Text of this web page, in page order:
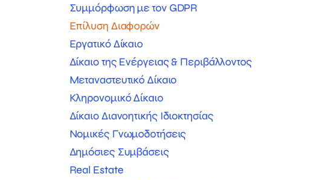
Συμμόρφωση με τον GDPR
Επίλυση Διαφορών
Εργατικό Δίκαιο
Δίκαιο της Ενέργειας & Περιβάλλοντος
Μεταναστευτικό Δίκαιο
Κληρονομικό Δίκαιο
Δίκαιο Διανοητικής Ιδιοκτησίας
Νομικές Γνωμοδοτήσεις
Δημόσιες Συμβάσεις
Real Estate